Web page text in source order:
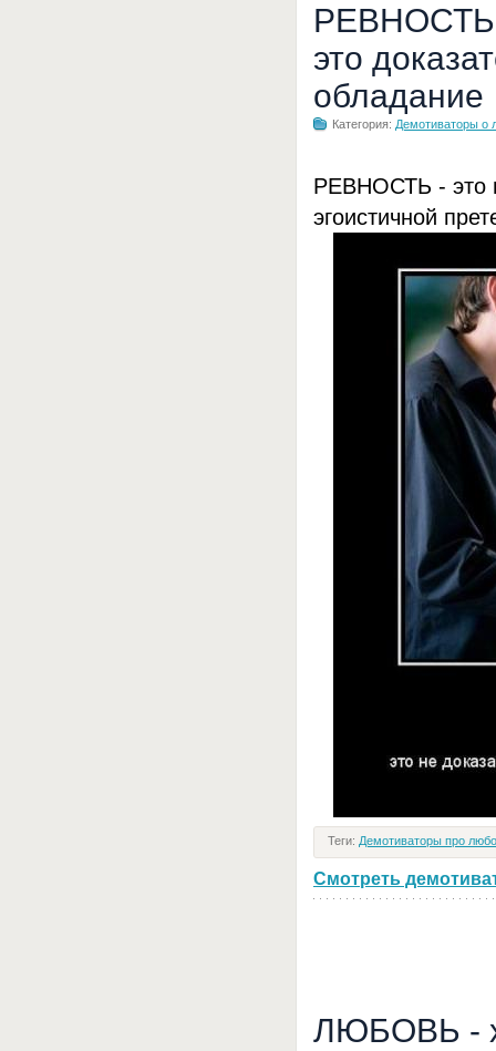
РЕВНОСТЬ
это
обладание
Категория: Демотиваторы о
РЕВНОСТЬ - это
эгоистичной
Теги: Демотиваторы про
Смотреть
ЛЮБОВЬ -